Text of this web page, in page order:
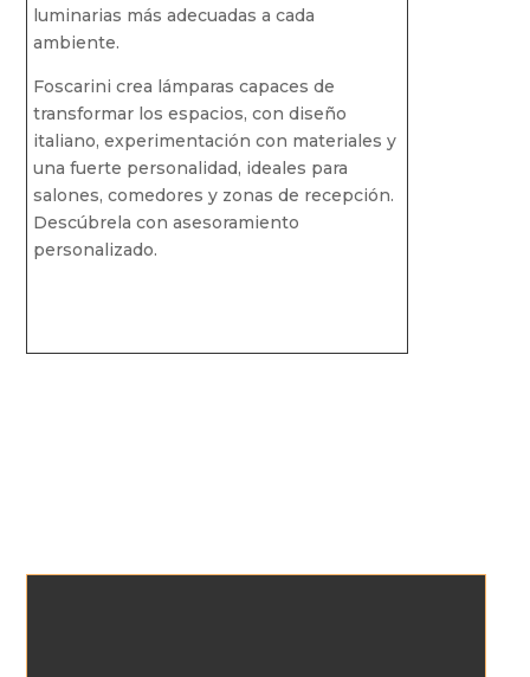
luminarias más adecuadas a cada
ambiente.
Foscarini crea lámparas capaces de
transformar los espacios, con diseño
italiano, experimentación con materiales y
una fuerte personalidad, ideales para
salones, comedores y zonas de recepción.
Descúbrela con asesoramiento
personalizado.